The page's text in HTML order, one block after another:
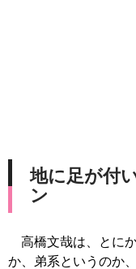
地に足が付
ン
高橋文哉は、とに
か、弟系というのか